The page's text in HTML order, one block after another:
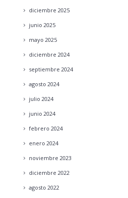
diciembre 2025
junio 2025
mayo 2025
diciembre 2024
septiembre 2024
agosto 2024
julio 2024
junio 2024
febrero 2024
enero 2024
noviembre 2023
diciembre 2022
agosto 2022